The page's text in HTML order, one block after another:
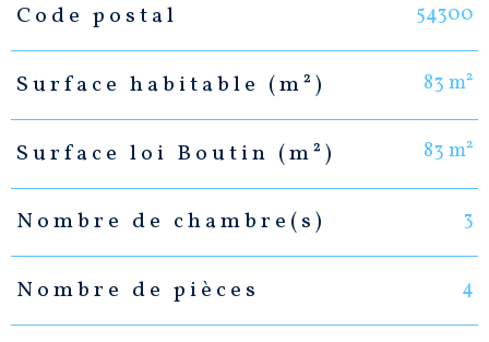
Caractéristiques Valeurs
Code postal 54300
Surface habitable (m²) 83 m²
Surface loi Boutin (m²) 83 m²
Nombre de chambre(s) 3
Nombre de pièces 4